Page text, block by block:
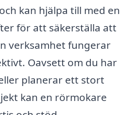
kan hjälpa till med en
för att säkerställa att
verksamhet fungerar
Oavsett om du har
planerar ett stort
kan en rörmokare